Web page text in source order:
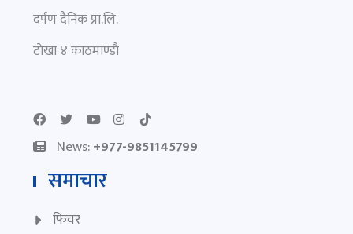
दर्पण दैनिक प्रा.लि.
टाेखा ४ काठमाण्डाै
News:+977-9851145799
समाचार
फिचर